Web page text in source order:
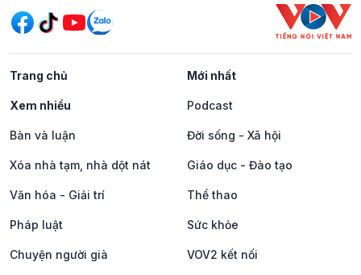
Trang chủ Mới nhất
Xem nhiều Podcast
Bàn và luận Đời sống - Xã hội
Xóa nhà tạm, nhà dột nát Giáo dục - Đào tạo
Văn hóa - Giải trí Thể thao
Pháp luật Sức khỏe
Chuyện người già VOV2 kết nối